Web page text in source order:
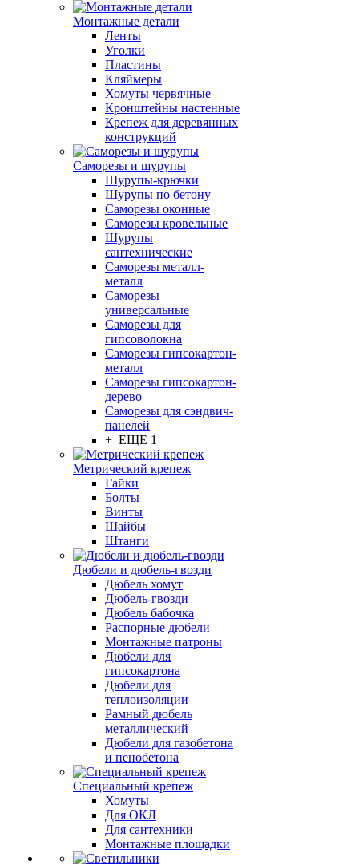
Монтажные детали
Ленты
Уголки
Пластины
Кляймеры
Хомуты червячные
Кронштейны настенные
Крепеж для деревянных
конструкций
Саморезы и шурупы
Шурупы-крючки
Шурупы по бетону
Саморезы оконные
Саморезы кровельные
Шурупы
сантехнические
Саморезы металл-
металл
Саморезы
универсальные
Саморезы для
гипсоволокна
Саморезы гипсокартон-
металл
Саморезы гипсокартон-
дерево
Саморезы для сэндвич-
панелей
+ ЕЩЕ 1
Метрический крепеж
Гайки
Болты
Винты
Шайбы
Штанги
Дюбели и дюбель-гвозди
Дюбель хомут
Дюбель-гвозди
Дюбель бабочка
Распорные дюбели
Монтажные патроны
Дюбели для
гипсокартона
Дюбели для
теплоизоляции
Рамный дюбель
металлический
Дюбели для газобетона
и пенобетона
Специальный крепеж
Хомуты
Для ОКЛ
Для сантехники
Монтажные площадки